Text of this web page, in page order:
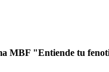
MBF "Entiende tu